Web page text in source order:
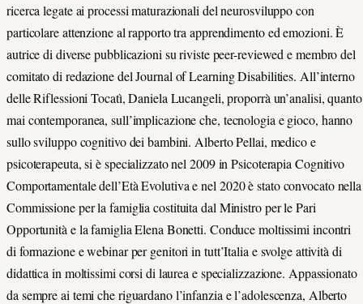
ricerca legate ai processi maturazionali del neurosviluppo con
particolare attenzione al rapporto tra apprendimento ed emozioni. È
autrice di diverse pubblicazioni su riviste peer-reviewed e membro del
comitato di redazione del Journal of Learning Disabilities. All’interno
delle Riflessioni Tocatì, Daniela Lucangeli, proporrà un’analisi, quanto
mai contemporanea, sull’implicazione che, tecnologia e gioco, hanno
sullo sviluppo cognitivo dei bambini. Alberto Pellai, medico e
psicoterapeuta, si è specializzato nel 2009 in Psicoterapia Cognitivo
Comportamentale dell’Età Evolutiva e nel 2020 è stato convocato nella
Commissione per la famiglia costituita dal Ministro per le Pari
Opportunità e la famiglia Elena Bonetti. Conduce moltissimi incontri
di formazione e webinar per genitori in tutt’Italia e svolge attività di
didattica in moltissimi corsi di laurea e specializzazione. Appassionato
da sempre ai temi che riguardano l’infanzia e l’adolescenza, Alberto